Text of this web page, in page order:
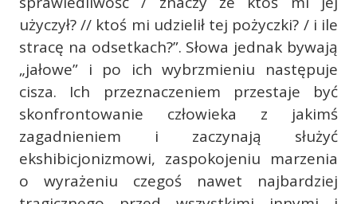
użyczył? // ktoś mi udzielił tej pożyczki? / i ile
stracę na odsetkach?”. Słowa jednak bywają
„jałowe” i po ich wybrzmieniu następuje
cisza. Ich przeznaczeniem przestaje być
skonfrontowanie człowieka z jakimś
zagadnieniem i zaczynają służyć
ekshibicjonizmowi, zaspokojeniu marzenia
o wyrażeniu czegoś nawet najbardziej